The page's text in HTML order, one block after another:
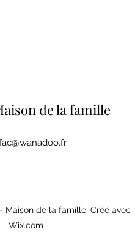
de la famille
Maison de la famille. Créé avec
Wix.com